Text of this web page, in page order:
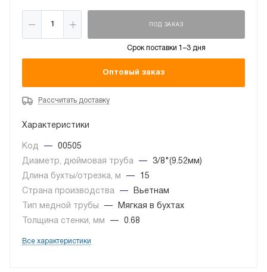
ПОД ЗАКАЗ
Срок поставки 1–3 дня
Оптовый заказ
Рассчитать доставку
Характеристики
Код —
00505
Диаметр, дюймовая труба
—
3/8"(9.52мм)
Длина бухты/отрезка, м
—
15
Страна производства
—
Вьетнам
Тип медной трубы
—
Мягкая в бухтах
Толщина стенки, мм
— 0.68
Все характеристики